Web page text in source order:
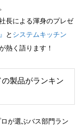
長による渾身のプレゼ
と システムキッチン
熱く語ります！
製品がランキン
が選ぶバス部門ラン